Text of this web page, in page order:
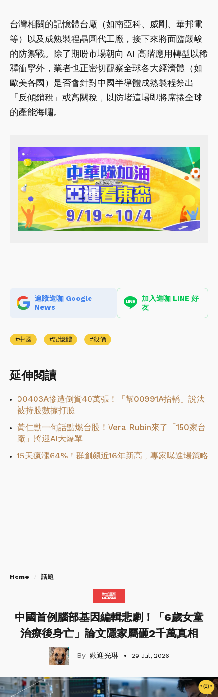
台灣相關的記憶體台廠（如南亞科、威剛、華邦電
等）以及成熟製程晶圓代工廠，接下來將面臨嚴峻
的防禦戰。除了期盼市場朝向 AI 高階應用轉型以稀
釋衝擊外，業者也正密切觀察全球各大經濟體（如
歐美各國）是否會針對中國半導體成熟製程祭出
「反傾銷稅」或高關稅，以防堵這場即將席捲全球
的產能海嘯。
追蹤造咖 Google
News
加入造咖 LINE 好
友
中國 記憶體 殺價
延伸閱讀
00403A慘遭倒貨40萬張！「幫00991A抬轎」說法
被持股數據打臉
黃仁勳一句話點燃台股！Vera Rubin來了「150家台
廠」將迎AI大爆單
15天瘋漲64%！群創飆近16年新高，專家曝進場策略
Home 話題
話題
中國首例腦部基因編輯悲劇！「6歲女童
治療後身亡」論文隱家屬砸2千萬真相
歡迎光琳 29 Jul, 2026